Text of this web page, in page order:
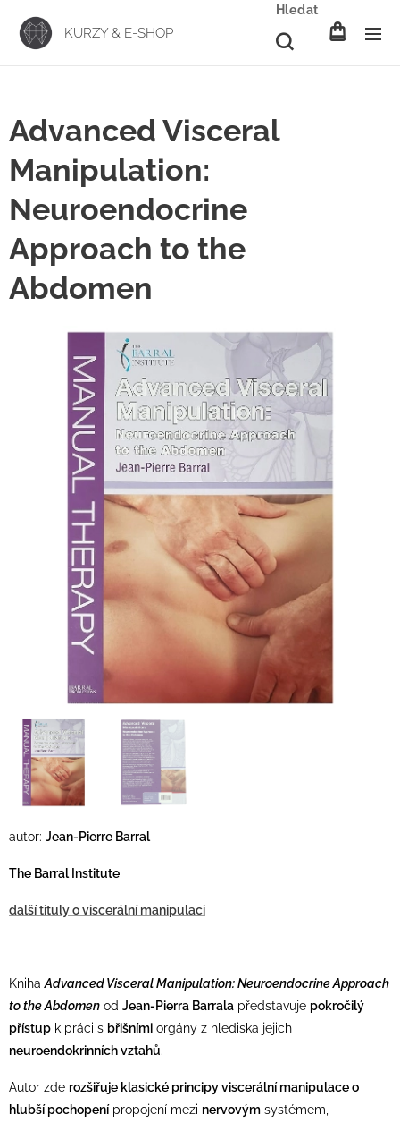
KURZY & E-SHOP
Hledat
Advanced Visceral
Manipulation:
Neuroendocrine
Approach to the
Abdomen
autor: Jean-Pierre Barral
The Barral Institute
další tituly o viscerální manipulaci
KnihaAdvanced Visceral Manipulation: Neuroendocrine Approach
to the Abdomen od Jean-Pierra Barrala představuje pokročilý
přístup k práci s břišními orgány z hlediska jejich
neuroendokrinních vztahů.
Autor zde rozšiřuje klasické principy viscerální manipulace o
hlubší pochopenípropojení mezi nervovým systémem,